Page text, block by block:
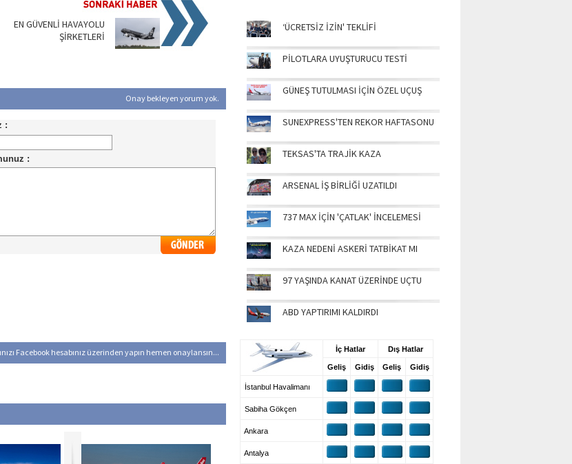
EN GÜVENLİ HAVAYOLU
ŞİRKETLERİ
Onay bekleyen yorum yok.
Facebook hesabınız üzerinden yapın hemen onaylansın...
‘ÜCRETSİZ İZİN' TEKLİFİ
PİLOTLARA UYUŞTURUCU TESTİ
GÜNEŞ TUTULMASI İÇİN ÖZEL UÇUŞ
SUNEXPRESS'TEN REKOR HAFTASONU
TEKSAS'TA TRAJİK KAZA
ARSENAL İŞ BİRLİĞİ UZATILDI
737 MAX İÇİN 'ÇATLAK' İNCELEMESİ
KAZA NEDENİ ASKERİ TATBİKAT MI
97 YAŞINDA KANAT ÜZERİNDE UÇTU
ABD YAPTIRIMI KALDIRDI
İç Hatlar Dış Hatlar
Geliş Gidiş Geliş Gidiş
İstanbul Havalimanı
Sabiha Gökçen
Ankara
Antalya